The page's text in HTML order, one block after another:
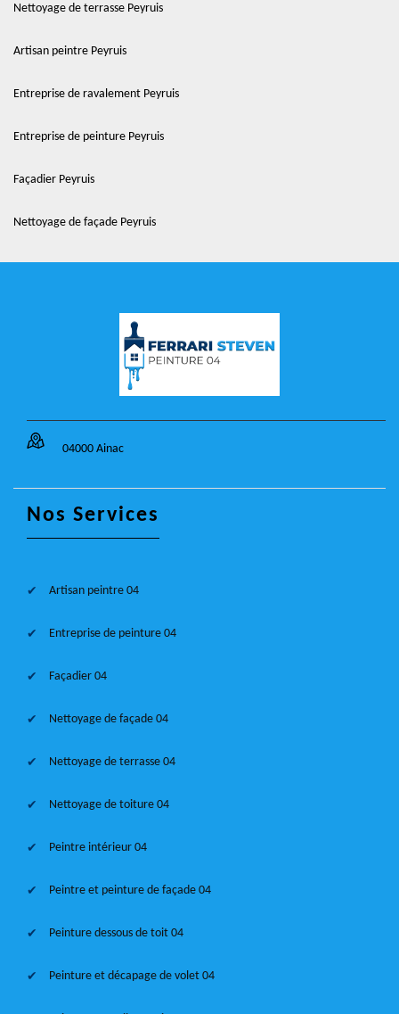
Nettoyage de terrasse Peyruis
Artisan peintre Peyruis
Entreprise de ravalement Peyruis
Entreprise de peinture Peyruis
Façadier Peyruis
Nettoyage de façade Peyruis
04000 Ainac
Nos Services
Artisan peintre 04
Entreprise de peinture 04
Façadier 04
Nettoyage de façade 04
Nettoyage de terrasse 04
Nettoyage de toiture 04
Peintre intérieur 04
Peintre et peinture de façade 04
Peinture dessous de toit 04
Peinture et décapage de volet 04